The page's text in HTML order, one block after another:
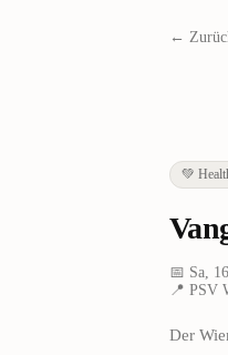
←
💚
📅 Sa,
📍 PSV
Der